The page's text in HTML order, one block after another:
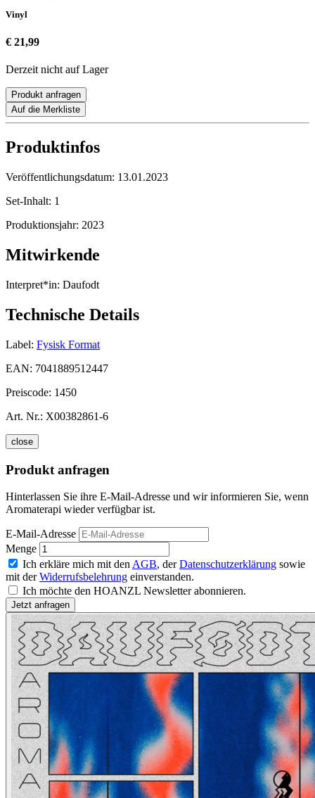
Vinyl
€ 21,99
Derzeit nicht auf Lager
Produkt anfragen
Auf die Merkliste
Produktinfos
Veröffentlichungsdatum: 13.01.2023
Set-Inhalt: 1
Produktionsjahr: 2023
Mitwirkende
Interpret*in: Daufodt
Technische Details
Label: Fysisk Format
EAN: 7041889512447
Preiscode: 1450
Art. Nr.: X00382861-6
close
Produkt anfragen
Hinterlassen Sie ihre E-Mail-Adresse und wir informieren Sie, wenn
Aromaterapi wieder verfügbar ist.
E-Mail-Adresse
Menge
Ich erkläre mich mit den AGB, derDatenschutzerklärung sowie
mit derWiderrufsbelehrung einverstanden.
Ich möchte den HOANZL Newsletter abonnieren.